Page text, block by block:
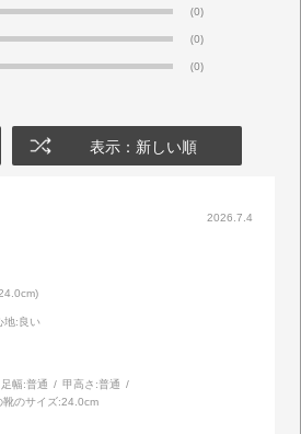
(0)
(0)
(0)
表示：新しい順
2026.7.4
地:良い
足幅:普通 甲高さ:普通
靴のサイズ:24.0cm